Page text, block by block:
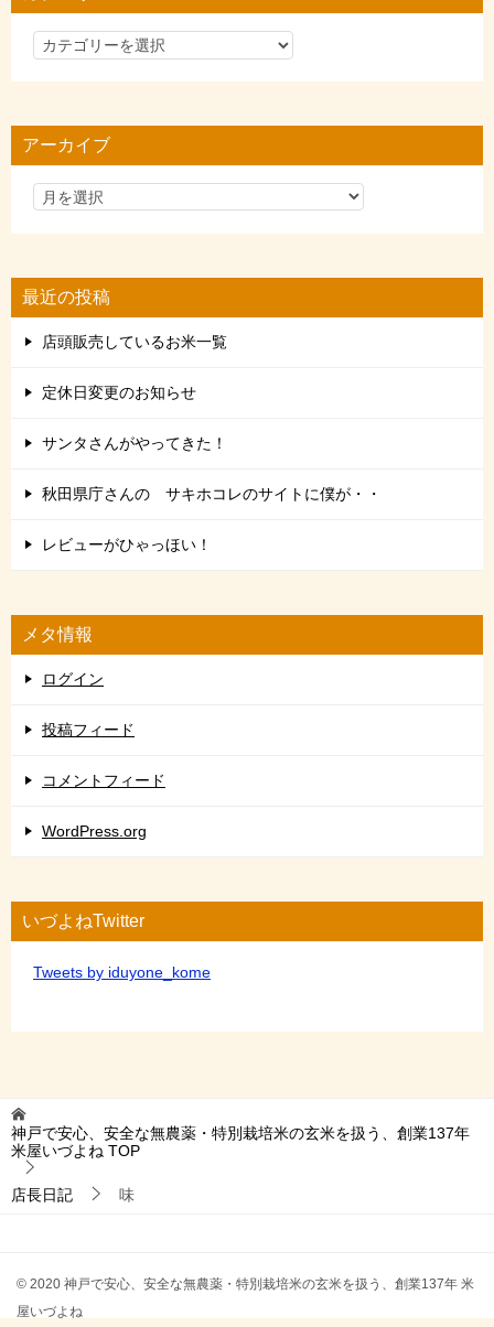
カ
リ
アーカイブ
最近の投稿
店頭販売しているお米一覧
定休日変更のお知らせ
サンタさんがやってきた！
秋田県庁さんの サキホコレのサイトに僕が・・
レビューがひゃっほい！
メタ情報
ログイン
投稿フィード
コメントフィード
WordPress.org
いづよねTwitter
Tweets by iduyone_kome
神戸で安心、安全な無農薬・特別栽培米の玄米を扱う、創業137年
米屋いづよね TOP
店長日記 味
© 2020 神戸で安心、安全な無農薬・特別栽培米の玄米を扱う、創業137年 米
屋いづよね